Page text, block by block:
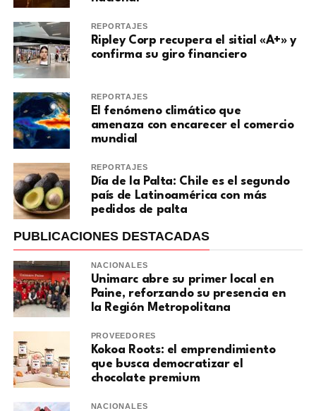
REPORTAJES
Ripley Corp recupera el sitial «A+» y
confirma su giro financiero
REPORTAJES
El fenómeno climático que
amenaza con encarecer el comercio
mundial
REPORTAJES
Día de la Palta: Chile es el segundo
país de Latinoamérica con más
pedidos de palta
PUBLICACIONES DESTACADAS
NACIONALES
Unimarc abre su primer local en
Paine, reforzando su presencia en
la Región Metropolitana
PROVEEDORES
Kokoa Roots: el emprendimiento
que busca democratizar el
chocolate premium
NACIONALES